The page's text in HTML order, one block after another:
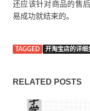
还应该针对商品的售
易成功就结束的。
TAGGED 开淘宝店的详细
RELATED POSTS